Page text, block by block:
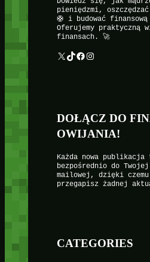
pieniędzmi,
🛟 i budować
Oferujemy praktyczną
finansach. 🚀
X TikTok Facebook Instagram
DOŁĄCZ DO
OWIJANIA!
Każda nowa
bezpośrednio do
mailowej, dzięki
przegapisz żadnej
CATEGORIES